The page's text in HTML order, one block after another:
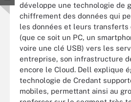
développe une technologie de
chiffrement des données qui
les données et leurs transferts
(que ce soit un PC, un
voire une clé USB) vers les
entreprise, son infrastructure
encore le Cloud. Dell explique
technologie de Credant
mobiles, permettant ainsi au